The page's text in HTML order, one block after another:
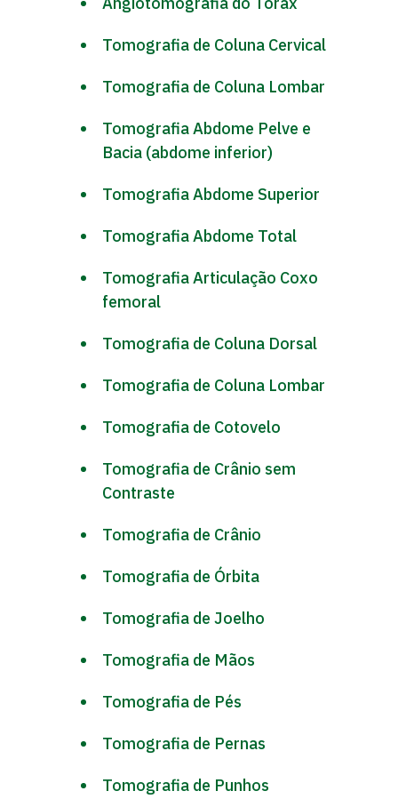
Tomografia de Coluna Cervical
Tomografia de Coluna Lombar
Tomografia Abdome Pelve e
Bacia (abdome inferior)
Tomografia Abdome Superior
Tomografia Abdome Total
Tomografia Articulação Coxo
femoral
Tomografia de Coluna Dorsal
Tomografia de Coluna Lombar
Tomografia de Cotovelo
Tomografia de Crânio sem
Contraste
Tomografia de Crânio
Tomografia de Órbita
Tomografia de Joelho
Tomografia de Mãos
Tomografia de Pés
Tomografia de Pernas
Tomografia de Punhos